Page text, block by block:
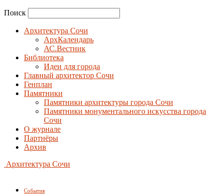
Поиск
Архитектура Сочи
АрхКалендарь
АС.Вестник
Библиотека
Идеи для города
Главный архитектор Сочи
Генплан
Памятники
Памятники архитектуры города Сочи
Памятники монументального искусства города
Сочи
О журнале
Партнёры
Архив
Архитектура Сочи
События